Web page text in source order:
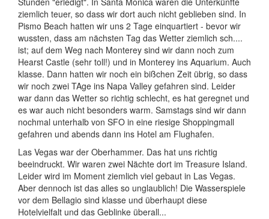
ziemlich teuer, so dass wir dort auch nicht geblieben sind. In
Pismo Beach hatten wir uns 2 Tage einquartiert - bevor wir
wussten, dass am nächsten Tag das Wetter ziemlich sch....
ist; auf dem Weg nach Monterey sind wir dann noch zum
Hearst Castle (sehr toll!) und in Monterey ins Aquarium. Auch
klasse. Dann hatten wir noch ein bißchen Zeit übrig, so dass
wir noch zwei TAge ins Napa Valley gefahren sind. Leider
war dann das Wetter so richtig schlecht, es hat geregnet und
es war auch nicht besonders warm. Samstags sind wir dann
nochmal unterhalb von SFO in eine riesige Shoppingmall
gefahren und abends dann ins Hotel am Flughafen.
Las Vegas war der Oberhammer. Das hat uns richtig
beeindruckt. Wir waren zwei Nächte dort im Treasure Island.
Leider wird im Moment ziemlich viel gebaut in Las Vegas.
Aber dennoch ist das alles so unglaublich! Die Wasserspiele
vor dem Bellagio sind klasse und überhaupt diese
Hotelvielfalt und das Geblinke überall...